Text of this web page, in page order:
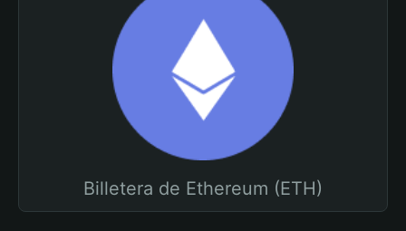
Billetera de Ethereum (ETH)